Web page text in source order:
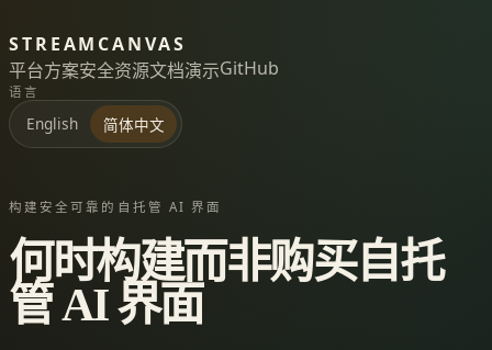
STREAMCANVAS
平台方案安全资源文档演示GitHub
语言
English 简体中文
构建安全可靠的自托管 AI 界面
何时构建而非购买自托
管 AI 界面